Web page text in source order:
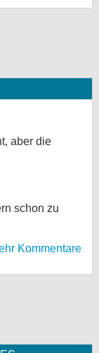
aber die
schon zu
Kommentare